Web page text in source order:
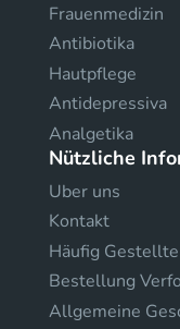
Frauenmedizin
Antibiotika
Hautpflege
Antidepressiva
Analgetika
Nützliche
Uber uns
Kontakt
Häufig
Bestellung
Allgemeine